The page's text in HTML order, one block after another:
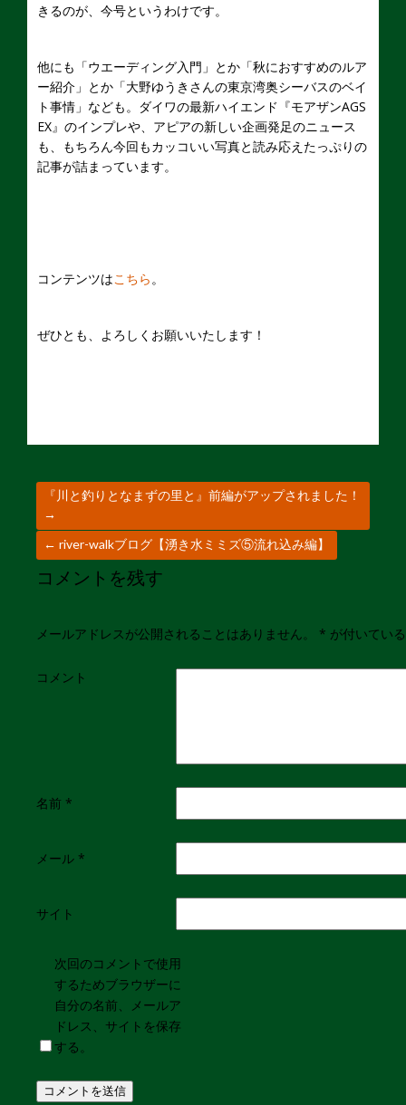
きるのが、今号というわけです。
他にも「ウエーディング入門」とか「秋におすすめのルア
ー紹介」とか「大野ゆうきさんの東京湾奥シーバスのベイ
ト事情」なども。ダイワの最新ハイエンド『モアザンAGS
EX』のインプレや、アピアの新しい企画発足のニュース
も、もちろん今回もカッコいい写真と読み応えたっぷりの
記事が詰まっています。
コンテンツはこちら。
ぜひとも、よろしくお願いいたします！
『川と釣りとなまずの里と』前編がアップされました！
→
← river-walkブログ【湧き水ミミズ⑤流れ込み編】
コメントを残す
メールアドレスが公開されることはありません。 * が付いてい
コメント
名前 *
メール *
サイト
次回のコメントで使用
するためブラウザーに
自分の名前、メールア
ドレス、サイトを保存
する。